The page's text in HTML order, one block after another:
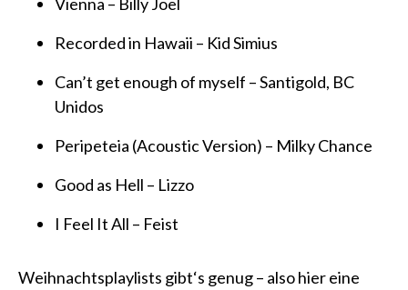
Recorded in Hawaii – Kid Simius
Can’t get enough of myself – Santigold, BC
Unidos
Peripeteia (Acoustic Version) – Milky Chance
Good as Hell – Lizzo
I Feel It All – Feist
Weihnachtsplaylists gibt‘s genug – also hier eine